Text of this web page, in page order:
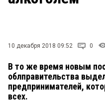
10 декабря 2018 09:52 0
В то же время новым
облправительства
предпринимателей,
всех.